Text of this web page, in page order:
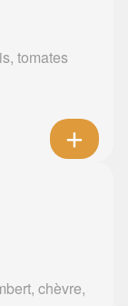
tomates
chèvre,